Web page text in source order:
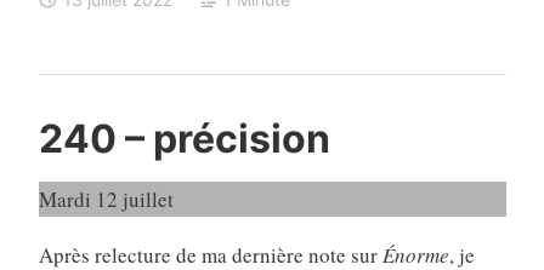
240 – précision
Mardi 12 juillet
Après relecture de ma dernière note sur Énorme, je